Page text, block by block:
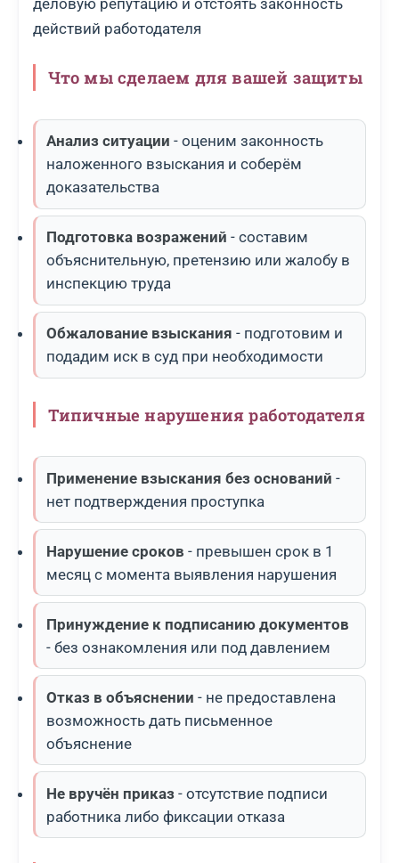
действий работодателя
Что мы сделаем для вашей защиты
Анализ ситуации - оценим законность
наложенного взыскания и соберём
доказательства
Подготовка возражений - составим
объяснительную, претензию или жалобу в
инспекцию труда
Обжалование взыскания - подготовим и
подадим иск в суд при необходимости
Типичные нарушения работодателя
Применение взыскания без оснований -
нет подтверждения проступка
Нарушение сроков - превышен срок в 1
месяц с момента выявления нарушения
Принуждение к подписанию документов
- без ознакомления или под давлением
Отказ в объяснении - не предоставлена
возможность дать письменное
объяснение
Не вручён приказ - отсутствие подписи
работника либо фиксации отказа